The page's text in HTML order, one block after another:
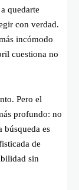
quedarte
con verdad.
incómodo
cuestiona no
Pero el
profundo: no
búsqueda es
de
sin